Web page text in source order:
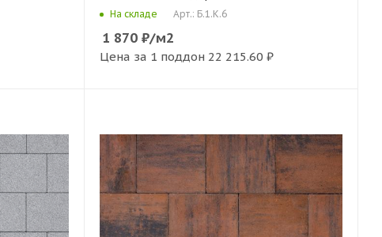
На складе Арт.: Б.1.К.6
1 870₽/м2
Цена за 1 поддон 22 215.60 ₽